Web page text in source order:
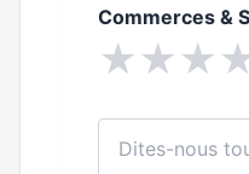
Commerces &
★★★